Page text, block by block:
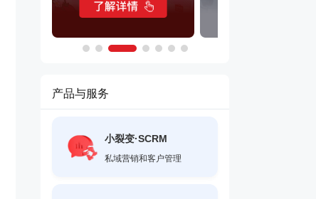
产品与服务
小裂变·SCRM
私域营销和客户管理